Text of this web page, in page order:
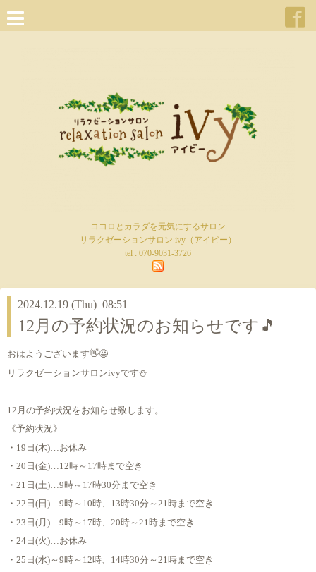
ココロとカラダを元気にするサロン
リラクゼーションサロン ivy（アイビー）
tel : 070-9031-3726
2024.12.19 (Thu) 08:51
12月の予約状況のお知らせです🎵
おはようございます👋😃
リラクゼーションサロンivyです⛄
12月の予約状況をお知らせ致します。
《予約状況》
・19日(木)…お休み
・20日(金)…12時～17時まで空き
・21日(土)…9時～17時30分まで空き
・22日(日)…9時～10時、13時30分～21時まで空き
・23日(月)…9時～17時、20時～21時まで空き
・24日(火)…お休み
・25日(水)～9時～12時、14時30分～21時まで空き